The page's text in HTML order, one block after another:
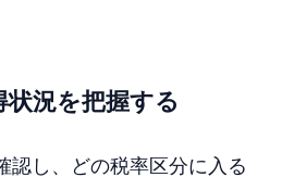
状況を把握する
認し、どの税率区分に入る